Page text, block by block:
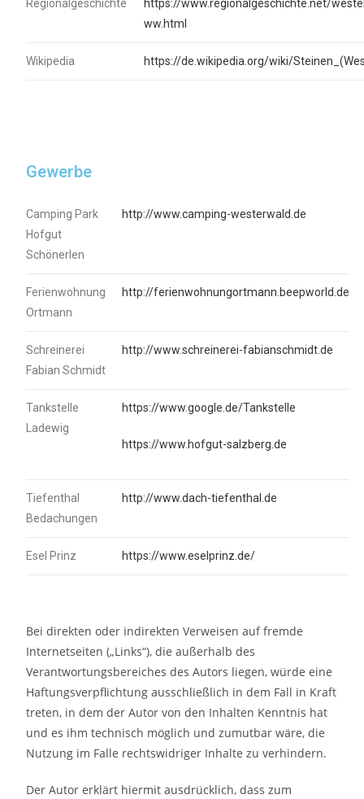
Regionalgeschichte
https://www.regionalgeschichte.net/
ww.html
Wikipedia https://de.wikipedia.org/wiki/
Gewerbe
Camping Park
Hofgut
Schönerlen
http://www.camping-westerwald.de
Ferienwohnung
Ortmann
http://ferienwohnungortmann.beepworld.de
Schreinerei
Fabian Schmidt
http://www.schreinerei-fabianschmidt.de
Tankstelle
Ladewig
https://www.google.de/Tankstelle
https://www.hofgut-salzberg.de
Tiefenthal
Bedachungen
http://www.dach-tiefenthal.de
Esel Prinz https://www.eselprinz.de/
Bei direkten oder indirekten Verweisen auf fremde
Internetseiten („Links“), die außerhalb des
Verantwortungsbereiches des Autors liegen, würde eine
Haftungsverpflichtung ausschließlich in dem Fall in Kraft
treten, in dem der Autor von den Inhalten Kenntnis hat
und es ihm technisch möglich und zumutbar wäre, die
Nutzung im Falle rechtswidriger Inhalte zu verhindern.
Der Autor erklärt hiermit ausdrücklich, dass zum